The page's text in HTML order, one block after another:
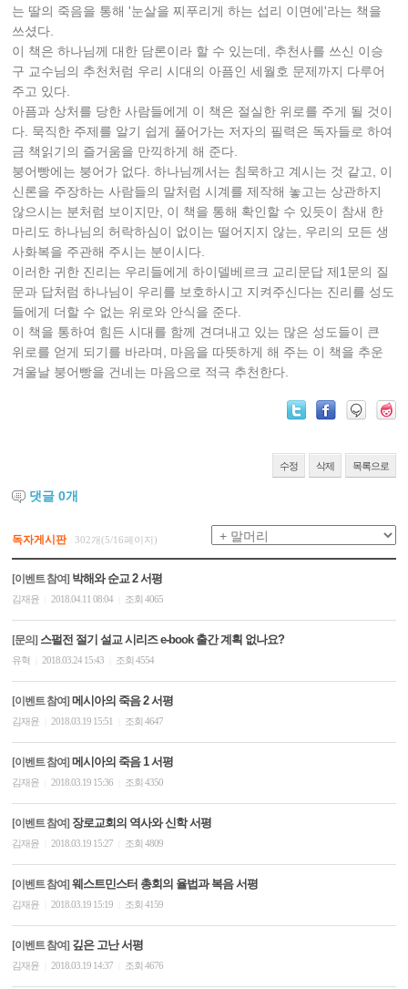
는 딸의 죽음을 통해 '눈살을 찌푸리게 하는 섭리 이면에'라는 책을
쓰셨다.
이 책은 하나님께 대한 담론이라 할 수 있는데, 추천사를 쓰신 이승
구 교수님의 추천처럼 우리 시대의 아픔인 세월호 문제까지 다루어
주고 있다.
아픔과 상처를 당한 사람들에게 이 책은 절실한 위로를 주게 될 것이
다. 묵직한 주제를 알기 쉽게 풀어가는 저자의 필력은 독자들로 하여
금 책읽기의 즐거움을 만끽하게 해 준다.
붕어빵에는 붕어가 없다. 하나님께서는 침묵하고 계시는 것 같고, 이
신론을 주장하는 사람들의 말처럼 시계를 제작해 놓고는 상관하지
않으시는 분처럼 보이지만, 이 책을 통해 확인할 수 있듯이 참새 한
마리도 하나님의 허락하심이 없이는 떨어지지 않는, 우리의 모든 생
사화복을 주관해 주시는 분이시다.
이러한 귀한 진리는 우리들에게 하이델베르크 교리문답 제1문의 질
문과 답처럼 하나님이 우리를 보호하시고 지켜주신다는 진리를 성도
들에게 더할 수 없는 위로와 안식을 준다.
이 책을 통하여 힘든 시대를 함께 견뎌내고 있는 많은 성도들이 큰
위로를 얻게 되기를 바라며, 마음을 따뜻하게 해 주는 이 책을 추운
겨울날 붕어빵을 건네는 마음으로 적극 추천한다.
수정 삭제 목록으로
댓글0개
독자게시판 302개(5/16페이지)
[이벤트 참여] 박해와 순교 2 서평
김재윤 2018.04.11 08:04 조회 4065
[문의] 스펄전 절기 설교 시리즈 e-book 출간 계획 없나요?
유혁 2018.03.24 15:43 조회 4554
[이벤트 참여] 메시아의 죽음 2 서평
김재윤 2018.03.19 15:51 조회 4647
[이벤트 참여] 메시아의 죽음 1 서평
김재윤 2018.03.19 15:36 조회 4350
[이벤트 참여] 장로교회의 역사와 신학 서평
김재윤 2018.03.19 15:27 조회 4809
[이벤트 참여] 웨스트민스터 총회의 율법과 복음 서평
김재윤 2018.03.19 15:19 조회 4159
[이벤트 참여] 깊은 고난 서평
김재윤 2018.03.19 14:37 조회 4676